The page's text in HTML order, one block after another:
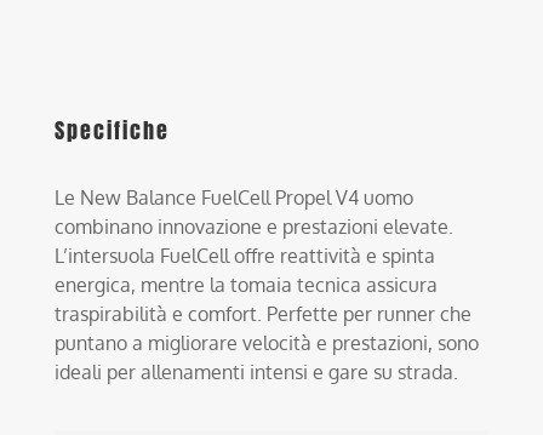
Specifiche
Le New Balance FuelCell Propel V4 uomo
combinano innovazione e prestazioni elevate.
L’intersuola FuelCell offre reattività e spinta
energica, mentre la tomaia tecnica assicura
traspirabilità e comfort. Perfette per runner che
puntano a migliorare velocità e prestazioni, sono
ideali per allenamenti intensi e gare su strada.